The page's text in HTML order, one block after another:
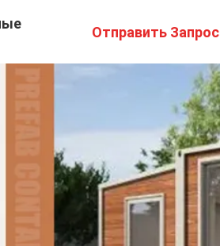
Отправить Запрос